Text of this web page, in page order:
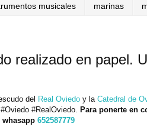
musicales marinas
realizado en papel.
del Real Oviedo y la Catedral de
#RealOviedo. Para ponerte en
whasapp 652587779